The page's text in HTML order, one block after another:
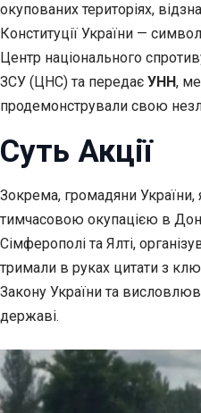
окупованих територіях,
Конституції України —
Центр національного
ЗСУ (ЦНС) та передає УНН,
продемонстрували свою
Суть Акції
Зокрема, громадяни України,
тимчасовою окупацією в
Сімферополі та Ялті,
тримали в руках цитати з
Закону України та
державі.